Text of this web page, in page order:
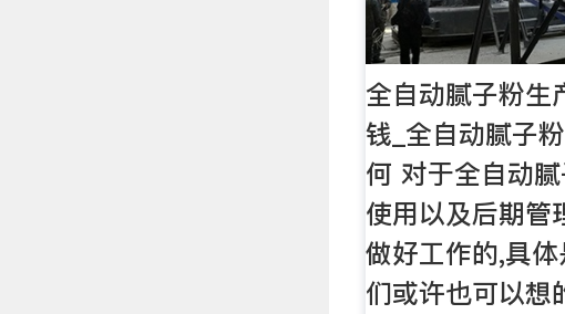
全自动腻子粉生
钱_全自动腻子
何 对于全自动
使用以及后期管
做好工作的,具
们或许也可以想